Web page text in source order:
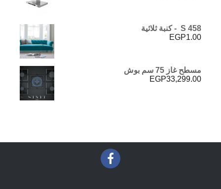
S 458 - كنبة ثلاثية
EGP1.00
مسطح غاز 75 سم بوش
EGP33,299.00